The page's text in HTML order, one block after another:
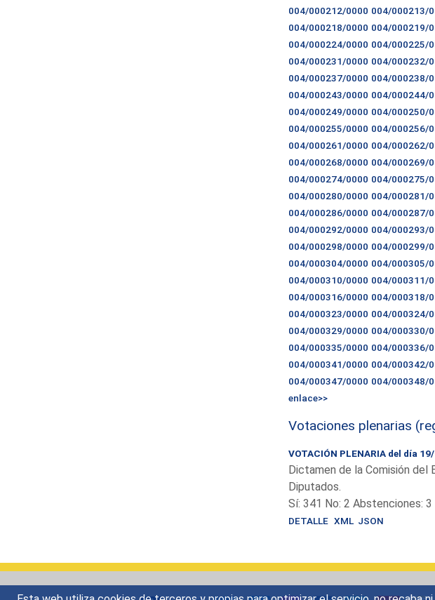
004/000212/0000 004/000213/
004/000218/0000 004/000219/
004/000224/0000 004/000225/
004/000231/0000 004/000232/
004/000237/0000 004/000238/
004/000243/0000 004/000244/
004/000249/0000 004/000250/
004/000255/0000 004/000256/
004/000261/0000 004/000262/
004/000268/0000 004/000269/
004/000274/0000 004/000275/
004/000280/0000 004/000281/
004/000286/0000 004/000287/
004/000292/0000 004/000293/
004/000298/0000 004/000299/
004/000304/0000 004/000305/
004/000310/0000 004/000311/
004/000316/0000 004/000318/
004/000323/0000 004/000324/
004/000329/0000 004/000330/
004/000335/0000 004/000336/
004/000341/0000 004/000342/
004/000347/0000 004/000348/
enlace>>
Votaciones plenarias
VOTACIÓN PLENARIA del día
Dictamen de la Comisión del
Diputados.
Sí: 341 No: 2 Abstenciones: 3
DETALLE XML JSON